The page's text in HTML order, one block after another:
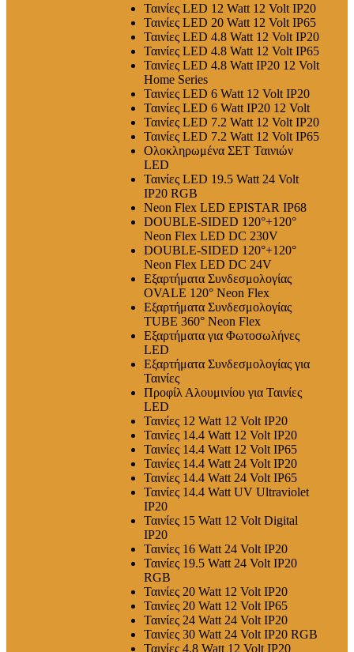
Ταινίες LED 12 Watt 12 Volt IP20
Ταινίες LED 20 Watt 12 Volt IP65
Ταινίες LED 4.8 Watt 12 Volt IP20
Ταινίες LED 4.8 Watt 12 Volt IP65
Ταινίες LED 4.8 Watt IP20 12 Volt
Home Series
Ταινίες LED 6 Watt 12 Volt IP20
Ταινίες LED 6 Watt IP20 12 Volt
Ταινίες LED 7.2 Watt 12 Volt IP20
Ταινίες LED 7.2 Watt 12 Volt IP65
Ολοκληρωμένα ΣΕΤ Ταινιών
LED
Ταινίες LED 19.5 Watt 24 Volt
IP20 RGB
Neon Flex LED EPISTAR IP68
DOUBLE-SIDED 120°+120°
Neon Flex LED DC 230V
DOUBLE-SIDED 120°+120°
Neon Flex LED DC 24V
Εξαρτήματα Συνδεσμολογίας
OVALE 120° Neon Flex
Εξαρτήματα Συνδεσμολογίας
TUBE 360° Neon Flex
Εξαρτήματα για Φωτοσωλήνες
LED
Εξαρτήματα Συνδεσμολογίας για
Ταινίες
Προφίλ Αλουμινίου για Ταινίες
LED
Ταινίες 12 Watt 12 Volt IP20
Ταινίες 14.4 Watt 12 Volt IP20
Ταινίες 14.4 Watt 12 Volt IP65
Ταινίες 14.4 Watt 24 Volt IP20
Ταινίες 14.4 Watt 24 Volt IP65
Ταινίες 14.4 Watt UV Ultraviolet
IP20
Ταινίες 15 Watt 12 Volt Digital
IP20
Ταινίες 16 Watt 24 Volt IP20
Ταινίες 19.5 Watt 24 Volt IP20
RGB
Ταινίες 20 Watt 12 Volt IP20
Ταινίες 20 Watt 12 Volt IP65
Ταινίες 24 Watt 24 Volt IP20
Ταινίες 30 Watt 24 Volt IP20 RGB
Ταινίες 4.8 Watt 12 Volt IP20